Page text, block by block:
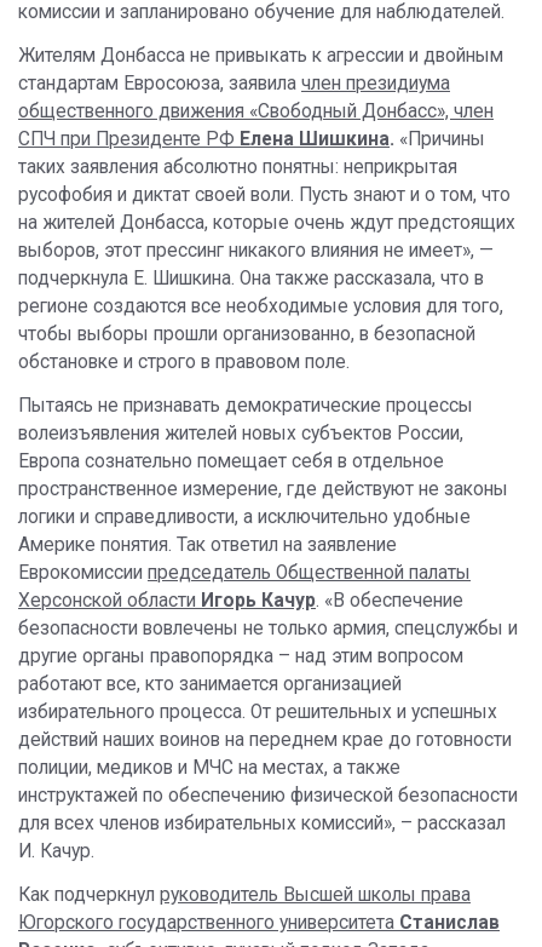
комиссии и запланировано обучение для наблюдателей.
Жителям Донбасса не привыкать к агрессии и двойным
стандартам Евросоюза, заявила член президиума
общественного движения «Свободный Донбасс», член
СПЧ при Президенте РФ Елена Шишкина. «Причины
таких заявления абсолютно понятны: неприкрытая
русофобия и диктат своей воли. Пусть знают и о том, что
на жителей Донбасса, которые очень ждут предстоящих
выборов, этот прессинг никакого влияния не имеет», —
подчеркнула Е. Шишкина. Она также рассказала, что в
регионе создаются все необходимые условия для того,
чтобы выборы прошли организованно, в безопасной
обстановке и строго в правовом поле.
Пытаясь не признавать демократические процессы
волеизъявления жителей новых субъектов России,
Европа сознательно помещает себя в отдельное
пространственное измерение, где действуют не законы
логики и справедливости, а исключительно удобные
Америке понятия. Так ответил на заявление
Еврокомиссии председатель Общественной палаты
Херсонской области Игорь Качур. «В обеспечение
безопасности вовлечены не только армия, спецслужбы и
другие органы правопорядка – над этим вопросом
работают все, кто занимается организацией
избирательного процесса. От решительных и успешных
действий наших воинов на переднем крае до готовности
полиции, медиков и МЧС на местах, а также
инструктажей по обеспечению физической безопасности
для всех членов избирательных комиссий», – рассказал
И. Качур.
Как подчеркнул руководитель Высшей школы права
Югорского государственного университета Станислав